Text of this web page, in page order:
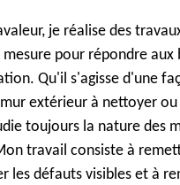
je réalise des
pour répondre aux
Qu'il s'agisse d'une
extérieur à nettoyer
toujours la nature des
travail consiste à
les défauts visibles et à